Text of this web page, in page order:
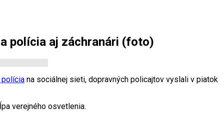
polícia aj záchranári (foto)
polícia na sociálnej sieti, dopravných policajtov vyslali v piatok
verejného osvetlenia.